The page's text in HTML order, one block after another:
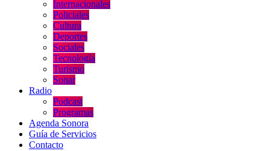
Internacionales
Policiales
Cultura
Deportes
Sociales
Tecnología
Turismo
Sonar
Radio
Podcast
Programas
Agenda Sonora
Guía de Servicios
Contacto